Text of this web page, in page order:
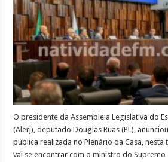
O presidente da Assembleia Legislativa do
(Alerj), deputado Douglas Ruas (PL),
pública realizada no Plenário da Casa,
vai se encontrar com o ministro do Supremo